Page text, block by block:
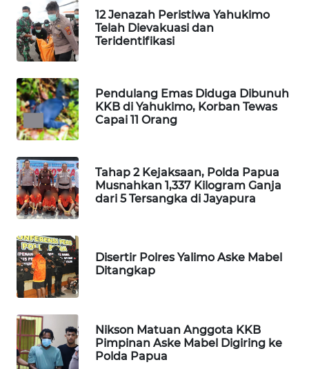
12 Jenazah Peristiwa Yahukimo
Telah Dievakuasi dan
Teridentifikasi
Pendulang Emas Diduga Dibunuh
KKB di Yahukimo, Korban Tewas
Capai 11 Orang
Tahap 2 Kejaksaan, Polda Papua
Musnahkan 1,337 Kilogram Ganja
dari 5 Tersangka di Jayapura
Disertir Polres Yalimo Aske Mabel
Ditangkap
Nikson Matuan Anggota KKB
Pimpinan Aske Mabel Digiring ke
Polda Papua
WAHANA
Wahana
Network
KONSUMEN
LISTRIK
MASYARAKAT
KELISTRIKAN
WALINKI
ID
MAWAKA
ID
MARTABAT
PLN
WATCH